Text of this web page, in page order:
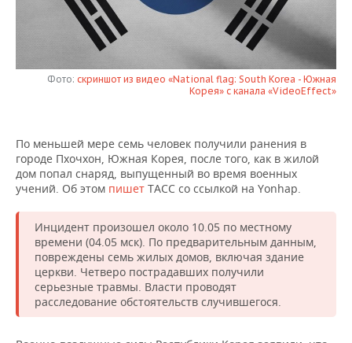
НЕФТЕХИМИЯ
НЕФТЬ
РОЗНИЧНАЯ ТОРГОВЛЯ
ТРАНСПОРТ
НОВОСТИ ТЕХНОЛОГИЙ
IT
ТЕЛЕКОММУНИКАЦИИ
МЕРОПРИЯТИЯ
НОВОСТИ МЕРОПРИЯТИЙ
БИЗНЕС-БРАНЧИ
ONLINE-КОНФЕРЕНЦИИ
ОТКРЫТАЯ ЛЕКЦИЯ
СПОРТ
ФУТБОЛ
ХОККЕЙ
БАСКЕТБОЛ
ВОЛЕЙБОЛ
КИБЕРСПОРТ
ФИГУРНОЕ КАТАНИЕ
НОВОСТИ ОБЩЕСТВА
ВЛАСТЬ
ИНФРАСТРУКТУРА
ИСТОРИЯ
КУЛЬТУРА
МЕДИЦИНА
ФОТОГАЛЕРЕЯ
СЮЖЕТЫ
СПРАВОЧНИК
СПИСОК ПЕРСОН
СПИСОК КОМПАНИЙ
ПОЛНАЯ ВЕРСИЯ
Фото: скриншот из видео «National flag: South Korea - Южная
Корея» с канала «VideoEffect»
По меньшей мере семь человек получили ранения в
городе Пхочхон, Южная Корея, после того, как в жилой
дом попал снаряд, выпущенный во время военных
учений. Об этом пишет ТАСС со ссылкой на Yonhap.
Инцидент произошел около 10.05 по местному
времени (04.05 мск). По предварительным данным,
повреждены семь жилых домов, включая здание
церкви. Четверо пострадавших получили
серьезные травмы. Власти проводят
расследование обстоятельств случившегося.